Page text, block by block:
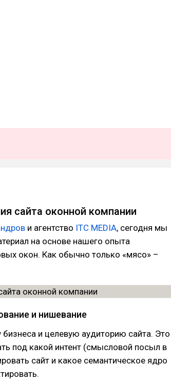
сайта оконной компании
и агентство ITC MEDIA, сегодня мы
на основе нашего опыта
окон. Как обычно только «мясо» –
и нишевание
и целевую аудиторию сайта. Это
под какой интент (смысловой посыл в
сайт и какое семантическое ядро